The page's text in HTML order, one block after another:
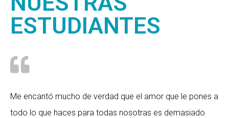
ESTUDIANTES
Me encantó mucho de verdad que el amor que le pones a
todo lo que haces para todas nosotras es demasiado